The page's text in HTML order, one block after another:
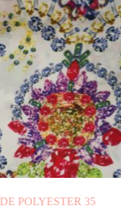
POLYESTER 33